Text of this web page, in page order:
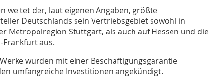
weitet der, laut eigenen Angaben, größte
Deutschlands sein Vertriebsgebiet sowohl in
Metropolregion Stuttgart, als auch auf Hessen und die
aus.
wurden mit einer Beschäftigungsgarantie
umfangreiche Investitionen angekündigt.